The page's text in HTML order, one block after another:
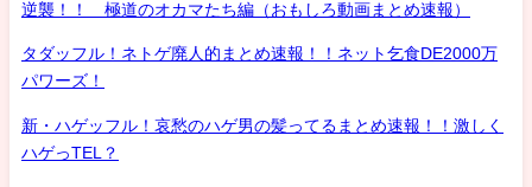
逆襲！！ 極道のオカマたち編（おもしろ動画まとめ速報）
タダッフル！ネトゲ廃人的まとめ速報！！ネット乞食DE2000万
パワーズ！
新・ハゲッフル！哀愁のハゲ男の髪ってるまとめ速報！！激しく
ハゲっTEL？